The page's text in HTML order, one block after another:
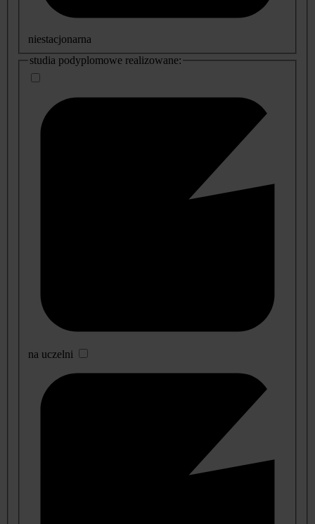
niestacjonarna
studia podyplomowe realizowane:
na uczelni